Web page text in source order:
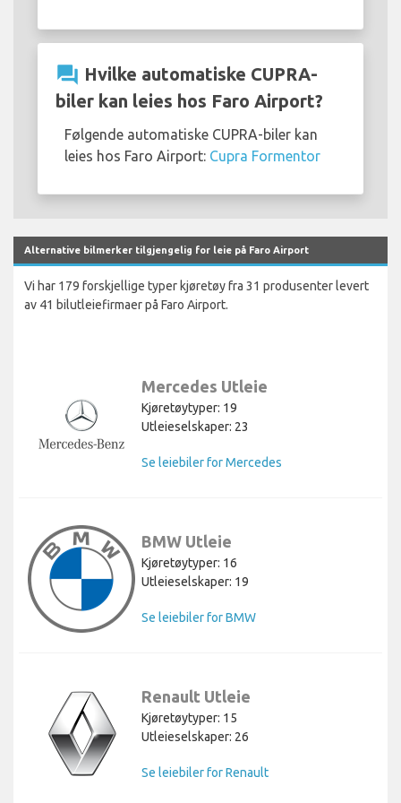
question_answer Hvilke automatiske CUPRA-
biler kan leies hos Faro Airport?
Følgende automatiske CUPRA-biler kan
leies hos Faro Airport: Cupra Formentor
Alternative bilmerker tilgjengelig for leie på Faro Airport
Vi har 179 forskjellige typer kjøretøy fra 31 produsenter levert
av 41 bilutleiefirmaer på Faro Airport.
Mercedes Utleie
Kjøretøytyper: 19
Utleieselskaper: 23
Se leiebiler for Mercedes
BMW Utleie
Kjøretøytyper: 16
Utleieselskaper: 19
Se leiebiler for BMW
Renault Utleie
Kjøretøytyper: 15
Utleieselskaper: 26
Se leiebiler for Renault